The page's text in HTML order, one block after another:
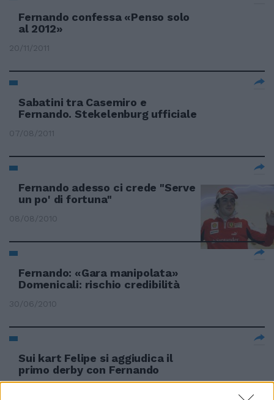
Fernando confessa «Penso solo
al 2012»
20/11/2011
Sabatini tra Casemiro e
Fernando. Stekelenburg ufficiale
07/08/2011
Fernando adesso ci crede "Serve
un po' di fortuna"
08/08/2010
Fernando: «Gara manipolata»
Domenicali: rischio credibilità
30/06/2010
Sui kart Felipe si aggiudica il
primo derby con Fernando